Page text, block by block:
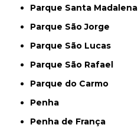
Parque Santa Madalena
Parque São Jorge
Parque São Lucas
Parque São Rafael
Parque do Carmo
Penha
Penha de França